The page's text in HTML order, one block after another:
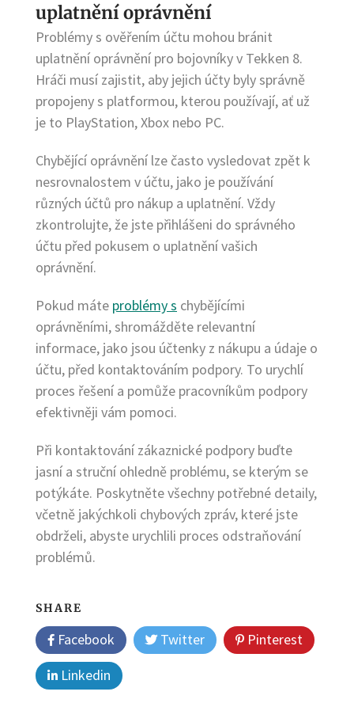
uplatnění oprávnění
Problémy s ověřením účtu mohou bránit
uplatnění oprávnění pro bojovníky v Tekken 8.
Hráči musí zajistit, aby jejich účty byly správně
propojeny s platformou, kterou používají, ať už
je to PlayStation, Xbox nebo PC.
Chybějící oprávnění lze často vysledovat zpět k
nesrovnalostem v účtu, jako je používání
různých účtů pro nákup a uplatnění. Vždy
zkontrolujte, že jste přihlášeni do správného
účtu před pokusem o uplatnění vašich
oprávnění.
Pokud máte problémy s chybějícími
oprávněními, shromážděte relevantní
informace, jako jsou účtenky z nákupu a údaje o
účtu, před kontaktováním podpory. To urychlí
proces řešení a pomůže pracovníkům podpory
efektivněji vám pomoci.
Při kontaktování zákaznické podpory buďte
jasní a struční ohledně problému, se kterým se
potýkáte. Poskytněte všechny potřebné detaily,
včetně jakýchkoli chybových zpráv, které jste
obdrželi, abyste urychlili proces odstraňování
problémů.
SHARE
Facebook Twitter
Pinterest
Linkedin